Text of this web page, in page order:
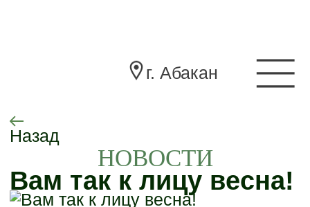
г. Абакан
Назад
НОВОСТИ
Вам так к лицу весна!